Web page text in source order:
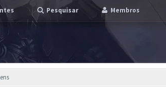
Pesquisar Membros